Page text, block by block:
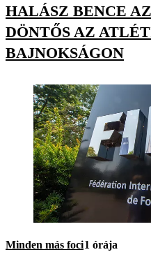
HALÁSZ BENCE
DÖNTŐS AZ
BAJNOKSÁGON
Minden más foci1 órája